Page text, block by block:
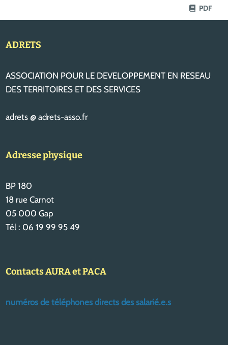
PDF
ADRETS
ASSOCIATION POUR LE DEVELOPPEMENT EN RESEAU
DES TERRITOIRES ET DES SERVICES
adrets @ adrets-asso.fr
Adresse physique
BP 180
18 rue Carnot
05 000 Gap
Tél : 06 19 99 95 49
Contacts AURA et PACA
numéros de téléphones directs des salarié.e.s